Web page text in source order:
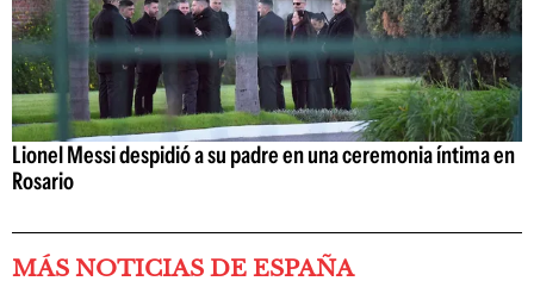
Lionel Messi despidió a su padre en una ceremonia íntima en
Rosario
MÁS NOTICIAS DE ESPAÑA